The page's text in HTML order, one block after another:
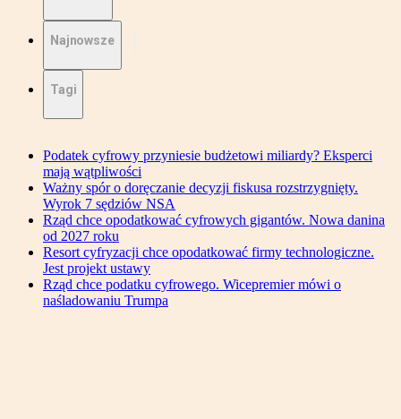
Najnowsze
Tagi
Podatek cyfrowy przyniesie budżetowi miliardy? Eksperci
mają wątpliwości
Ważny spór o doręczanie decyzji fiskusa rozstrzygnięty.
Wyrok 7 sędziów NSA
Rząd chce opodatkować cyfrowych gigantów. Nowa danina
od 2027 roku
Resort cyfryzacji chce opodatkować firmy technologiczne.
Jest projekt ustawy
Rząd chce podatku cyfrowego. Wicepremier mówi o
naśladowaniu Trumpa